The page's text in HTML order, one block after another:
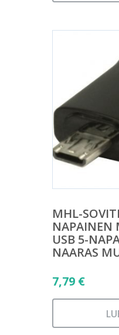
MHL-
NAPAINEN
USB 5-
NAARAS
7,79 €